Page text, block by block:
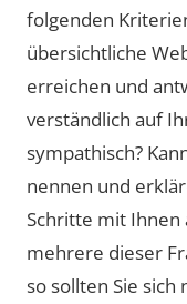
folgenden
übersichtliche
erreichen und
verständlich auf
sympathisch?
nennen und
Schritte mit Ihnen
mehrere dieser
so sollten Sie